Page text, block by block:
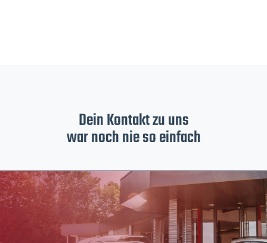
Dein Kontakt zu uns
war noch nie so einfach